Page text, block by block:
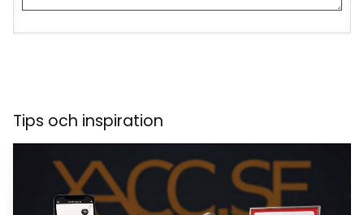
Tips och inspiration